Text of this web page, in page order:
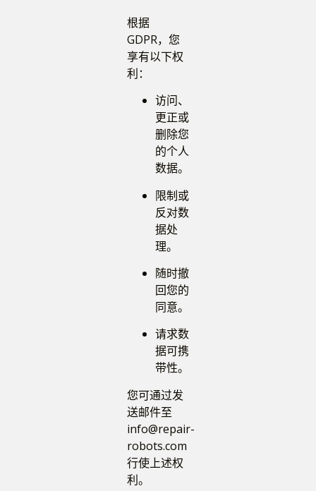
根据
GDPR，您
享有以下权
利：
访问、
更正或
删除您
的个人
数据。
限制或
反对数
据处
理。
随时撤
回您的
同意。
请求数
据可携
带性。
您可通过发
送邮件至
info@repair-
robots.com
行使上述权
利。